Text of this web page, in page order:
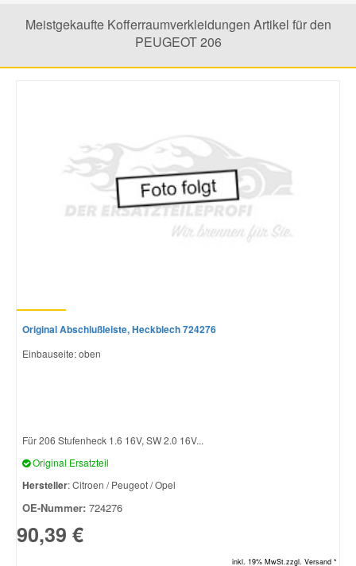
Meistgekaufte Kofferraumverkleidungen Artikel für den
PEUGEOT 206
Original Abschlußleiste, Heckblech 724276
Einbauseite: oben
Für 206 Stufenheck 1.6 16V, SW 2.0 16V...
Original Ersatzteil
Hersteller: Citroen / Peugeot / Opel
OE-Nummer: 724276
90,39 €
inkl. 19% MwSt.zzgl. Versand *
Mitsubishi Ersatzteile
Nissan Ersatzteile
Seat Ersatzteile
Skoda Ersatzteile